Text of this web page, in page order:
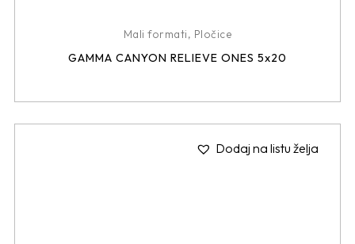
Mali formati, Pločice
GAMMA CANYON RELIEVE ONES 5x20
Dodaj na listu želja